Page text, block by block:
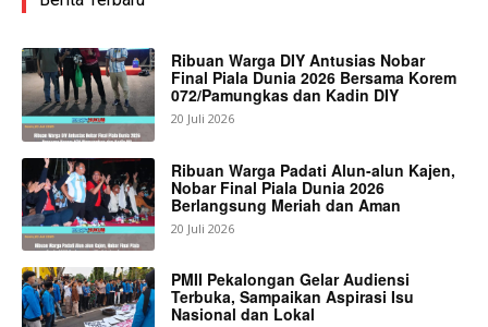
Ribuan Warga DIY Antusias Nobar
Final Piala Dunia 2026 Bersama Korem
072/Pamungkas dan Kadin DIY
20 Juli 2026
Ribuan Warga Padati Alun-alun Kajen,
Nobar Final Piala Dunia 2026
Berlangsung Meriah dan Aman
20 Juli 2026
PMII Pekalongan Gelar Audiensi
Terbuka, Sampaikan Aspirasi Isu
Nasional dan Lokal